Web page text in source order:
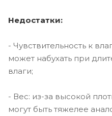
Недостатки:
- Чувствительность к
может набухать при
влаги;
- Вес: из-за высокой
могут быть тяжелее